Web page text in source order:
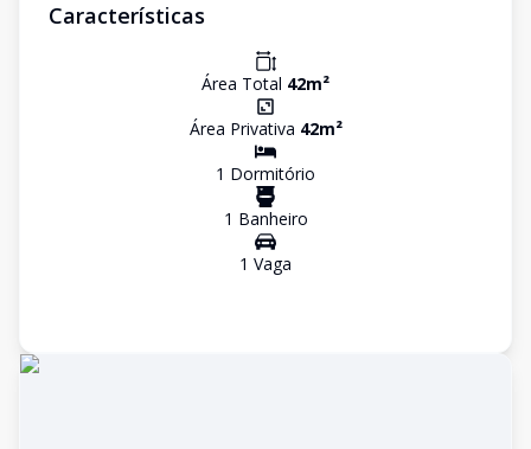
Características
Área Total 42m²
Área Privativa 42m²
1 Dormitório
1 Banheiro
1 Vaga